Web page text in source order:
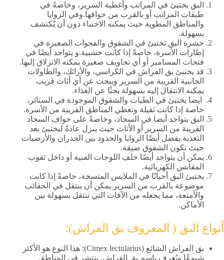
البق يختبئ في المراتب وأغطية السرير، وخاصةً في
طبقات المراتب أو بالقرب من حوافها.وفي الزوايا
والمناطق المطوية حيث يمكنه الاختباء دون أن يُكتشف
بسهولة.
حشرة البق تختبئ في الشقوق والفجوات الصغيرة في
إطارات الأسرة، خاصةً إذا كانت خشبية.و يتواجد أيضًا في
فتحات المسامير أو أي تجاويف صغيرة يمكنه الانزلاق إليها.
قد يختبئ بق الفراش في الكراسي، والأرائك، والطاولات
الجانبية القريبة من السرير ويبحث عن أي أثاث قريب
يمكنه الانتقال إليه بسهولة بحثًا عن الغذاء.
ايضا يختبئ في الطيات والشقوق الموجودة في الستائر،
خاصة إذا كانت ثقيلة وتغطي المناطق القريبة من الأسرة.
البق يتواجد أيضا في السجاد، وخاصةً على حواف السجاد
القريبة من السرير أو الأثاث حيث ينزل عادةً ليختبئ بعد
التغذية.يفضل أيضًا الزوايا والحدود بين الجدران والأرضيات
حيث تكون الشقوق ضيقة.
يمكن أن يتواجد أيضًا خلف اللوحات الفنية أو داخل ثقوب
المقابس الكهربائية.
يختبئ البق أحيانًا في الملابس المتسخة، خاصةً إذا كانت
موضوعة بالقرب من السرير.يمكن أن ينتقل في الحقائب
والأمتعة، مما يجعله من الآفات التي تنتقل بسهولة بين
الأماكن.
أنواع البق ( المعروف بق الفراش):
بق الفراش الشائع (Cimex lectularius): هذا النوع هو الأكثر
شيوعًا ويُعرف باسم بق الفراش. ينتشر في المناطق